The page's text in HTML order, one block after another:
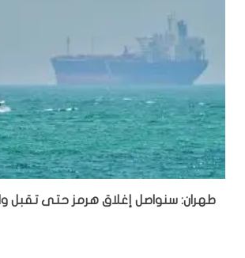
طهران: سنواصل إغلاق هرمز حتى تقبل